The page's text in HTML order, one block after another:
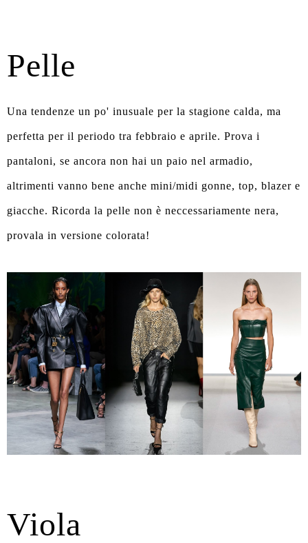
Pelle
Una tendenze un po' inusuale per la stagione calda, ma
perfetta per il periodo tra febbraio e aprile. Prova i
pantaloni, se ancora non hai un paio nel armadio,
altrimenti vanno bene anche mini/midi gonne, top, blazer e
giacche. Ricorda la pelle non è neccessariamente nera,
provala in versione colorata!
Viola